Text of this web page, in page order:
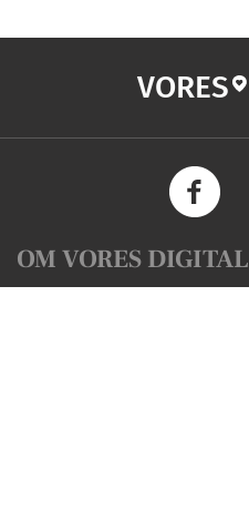
VORES
OM VORES DIGITAL